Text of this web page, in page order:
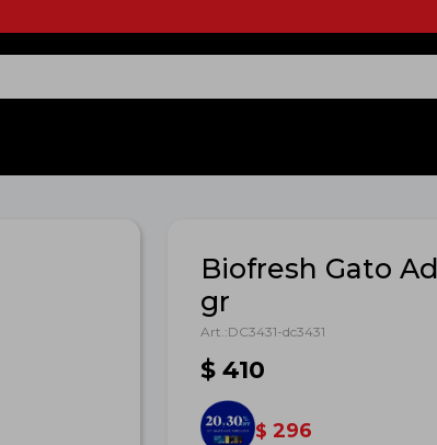
Biofresh Gato
gr
DC3431-dc3431
$ 410
$ 296